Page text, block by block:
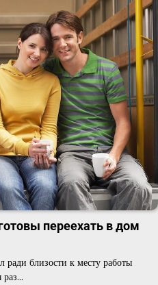
переехать в дом
близости к месту работы
раз…